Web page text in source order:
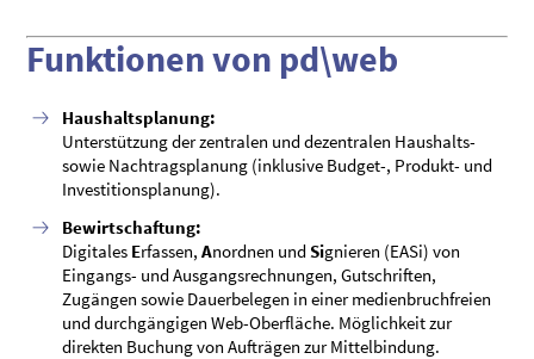
Funktionen von pd\web
Haushaltsplanung:
Unterstützung der zentralen und dezentralen Haushalts-
sowie Nachtragsplanung (inklusive Budget-, Produkt- und
Investitionsplanung).
Bewirtschaftung:
Digitales Erfassen,Anordnen undSignieren (EASi) von
Eingangs- und Ausgangsrechnungen, Gutschriften,
Zugängen sowie Dauerbelegen in einer medienbruchfreien
und durchgängigen Web-Oberfläche. Möglichkeit zur
direkten Buchung von Aufträgen zur Mittelbindung.